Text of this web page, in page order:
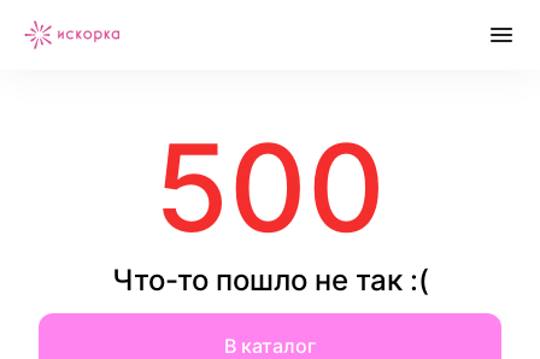
500
Что-то пошло не так :(
В каталог